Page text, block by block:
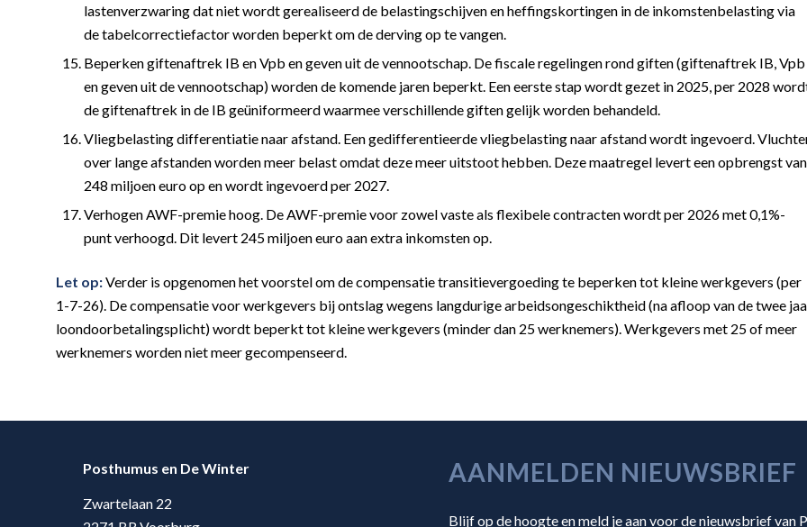
lastenverzwaring dat niet wordt gerealiseerd de belastingschijven en heffingskortingen in de inkomstenbelasting via
de tabelcorrectiefactor worden beperkt om de derving op te vangen.
Beperken giftenaftrek IB en Vpb en geven uit de vennootschap. De fiscale regelingen rond giften (giftenaftrek IB, Vpb
en geven uit de vennootschap) worden de komende jaren beperkt. Een eerste stap wordt gezet in 2025, per 2028
de giftenaftrek in de IB geüniformeerd waarmee verschillende giften gelijk worden behandeld.
Vliegbelasting differentiatie naar afstand. Een gedifferentieerde vliegbelasting naar afstand wordt ingevoerd.
over lange afstanden worden meer belast omdat deze meer uitstoot hebben. Deze maatregel levert een opbrengst van
248 miljoen euro op en wordt ingevoerd per 2027.
Verhogen AWF-premie hoog. De AWF-premie voor zowel vaste als flexibele contracten wordt per 2026 met 0,1%-
punt verhoogd. Dit levert 245 miljoen euro aan extra inkomsten op.
Let op:Verder is opgenomen het voorstel om de compensatie transitievergoeding te beperken tot kleine werkgevers (per
1-7-26). De compensatie voor werkgevers bij ontslag wegens langdurige arbeidsongeschiktheid (na afloop van de twee
loondoorbetalingsplicht) wordt beperkt tot kleine werkgevers (minder dan 25 werknemers). Werkgevers met 25 of meer
werknemers worden niet meer gecompenseerd.
Posthumus en De Winter
Zwartelaan 22
AANMELDEN NIEUWSBRIEF
Blijf op de hoogte en meld je aan voor de nieuwsbrief van